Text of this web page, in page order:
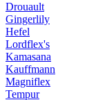
Drouault
Gingerlily
Hefel
Lordflex's
Kamasana
Kauffmann
Magniflex
Tempur